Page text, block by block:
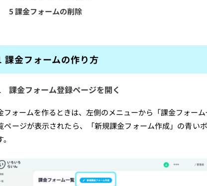
5 課金フォームの削除
課金フォームの作り方
課金フォーム登録ページを開く
フォームを作るときは、左側のメニューから「課金フォー
ページが表示されたら、「新規課金フォーム作成」の青い